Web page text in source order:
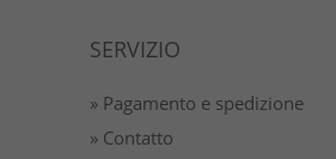
SERVIZIO
» Pagamento e spedizione
» Contatto